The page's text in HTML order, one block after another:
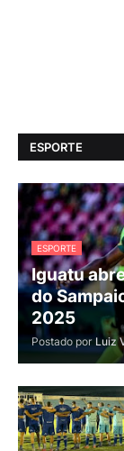
ESPORTE
ESPORTE
Iguatu
do
2025
Postado por Luiz